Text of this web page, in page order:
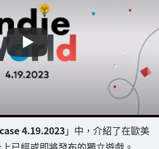
4.19.2023」中，介紹了在歐美